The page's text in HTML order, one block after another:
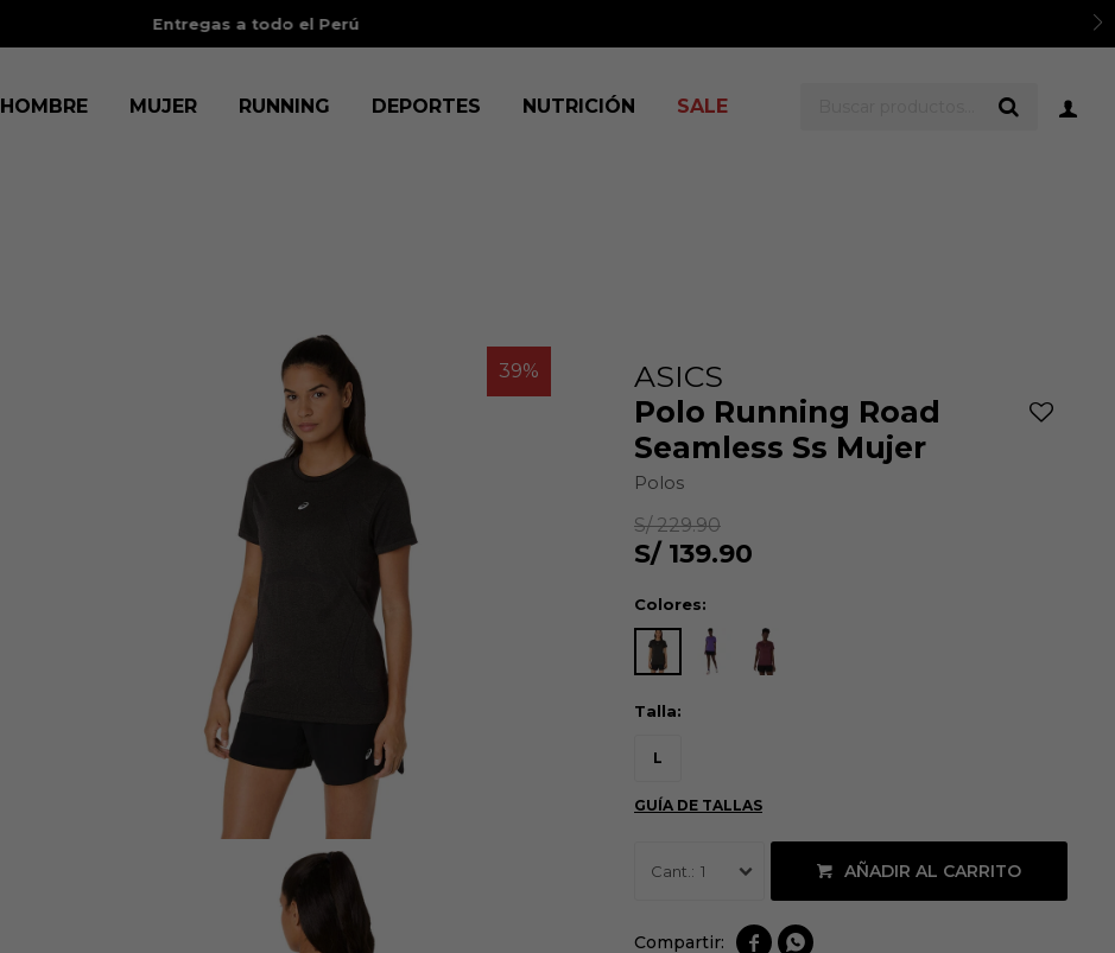
3 cuotas sin interesescon BCP, BBVA, IBK, Scotia, Diners y Cencosud.
HOMBRE MUJER RUNNING DEPORTES NUTRICIÓN SALE
39
ASICS
Polo Running Road
Seamless Ss Mujer
Polos
S/ 139.90
S/ 229.90
Colores:
Talla:
L
GUÍA DE TALLAS
1 AÑADIR AL CARRITO
 